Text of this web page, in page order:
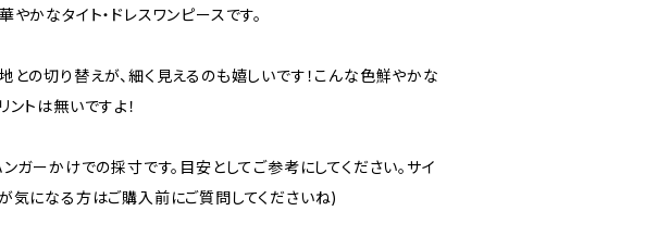
やかなタイト・ドレスワンピースです。
との切り替えが、細く見えるのも嬉しいです！こんな色鮮やかな
ントは無いですよ！
ガーかけでの採寸です。目安としてご参考にしてください。サイ
気になる方はご購入前にご質問してくださいね)